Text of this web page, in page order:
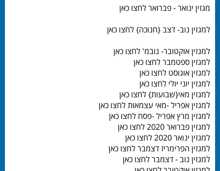
מגזין ינואר - פברואר לחצו כאן
למגזין נוב- דצב {חנוכה} לחצו כאן
למגזין אוקטובר- נובמ' לחצו כאן
למגזין ספטמבר לחצו כאן
למגזין אוגוסט לחצו כאן
למגזין יוני יולי לחצו כאן
למגזין מאי{שבועות} לחצו כאן
למגזין אפריל -מאי עצמאות לחצו כאן
למגזין מרץ אפריל -פסח לחצו כאן
למגזין פברואר 2020 לחצו כאן
למגזין ינואר 2020 לחצו כאן
למגזין הפרימריז דצמבר לחצו כאן
למגזין נוב - דצמבר לחצו כאן